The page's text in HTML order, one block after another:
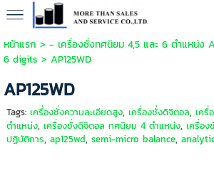
หน้าแรก > - เครื่องชั่งทศนิยม 4,5 และ 6 ตำแหน่ง
6 digits > AP125WD
AP125WD
Tags: เครื่องชั่งความละเอียดสูง, เครื่องชั่งดิจิตอล, เครื่
ตำแหน่ง, เครื่องชั่งดิจิตอล ทศนิยม 4 ตำแหน่ง, เครื่อง
ปฏิบัติการ, ap125wd, semi-micro balance,